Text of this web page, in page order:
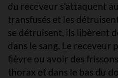
du receveur s'attaquent
transfusés et les
se détruisent, ils libèrent
dans le sang. Le receveur
fièvre ou avoir des
thorax et dans le bas du